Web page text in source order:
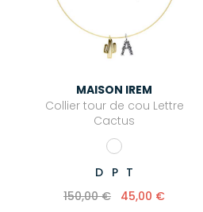
MAISON IREM
Collier tour de cou Lettre
Cactus
D P T
150,00 €
45,00 €